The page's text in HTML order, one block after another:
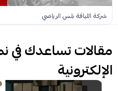
شركة اللياقة بلس الرياضي
مقالات تساعدك في
الإلكترونية